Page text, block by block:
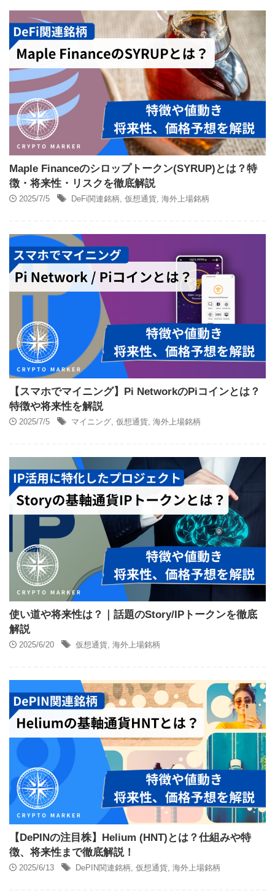
Maple Financeのシロップトークン(SYRUP)とは？特
徴・将来性・リスクを徹底解説
2025/7/5 DeFi関連銘柄 仮想通貨 海外上場銘柄
【スマホでマイニング】Pi NetworkのPiコインとは？
特徴や将来性を解説
2025/7/5 マイニング 仮想通貨 海外上場銘柄
使い道や将来性は？｜話題のStory/IPトークンを徹底
解説
2025/6/20 仮想通貨 海外上場銘柄
【DePINの注目株】Helium (HNT)とは？仕組みや特
徴、将来性まで徹底解説！
2025/6/13 DePIN関連銘柄 仮想通貨 海外上場銘柄